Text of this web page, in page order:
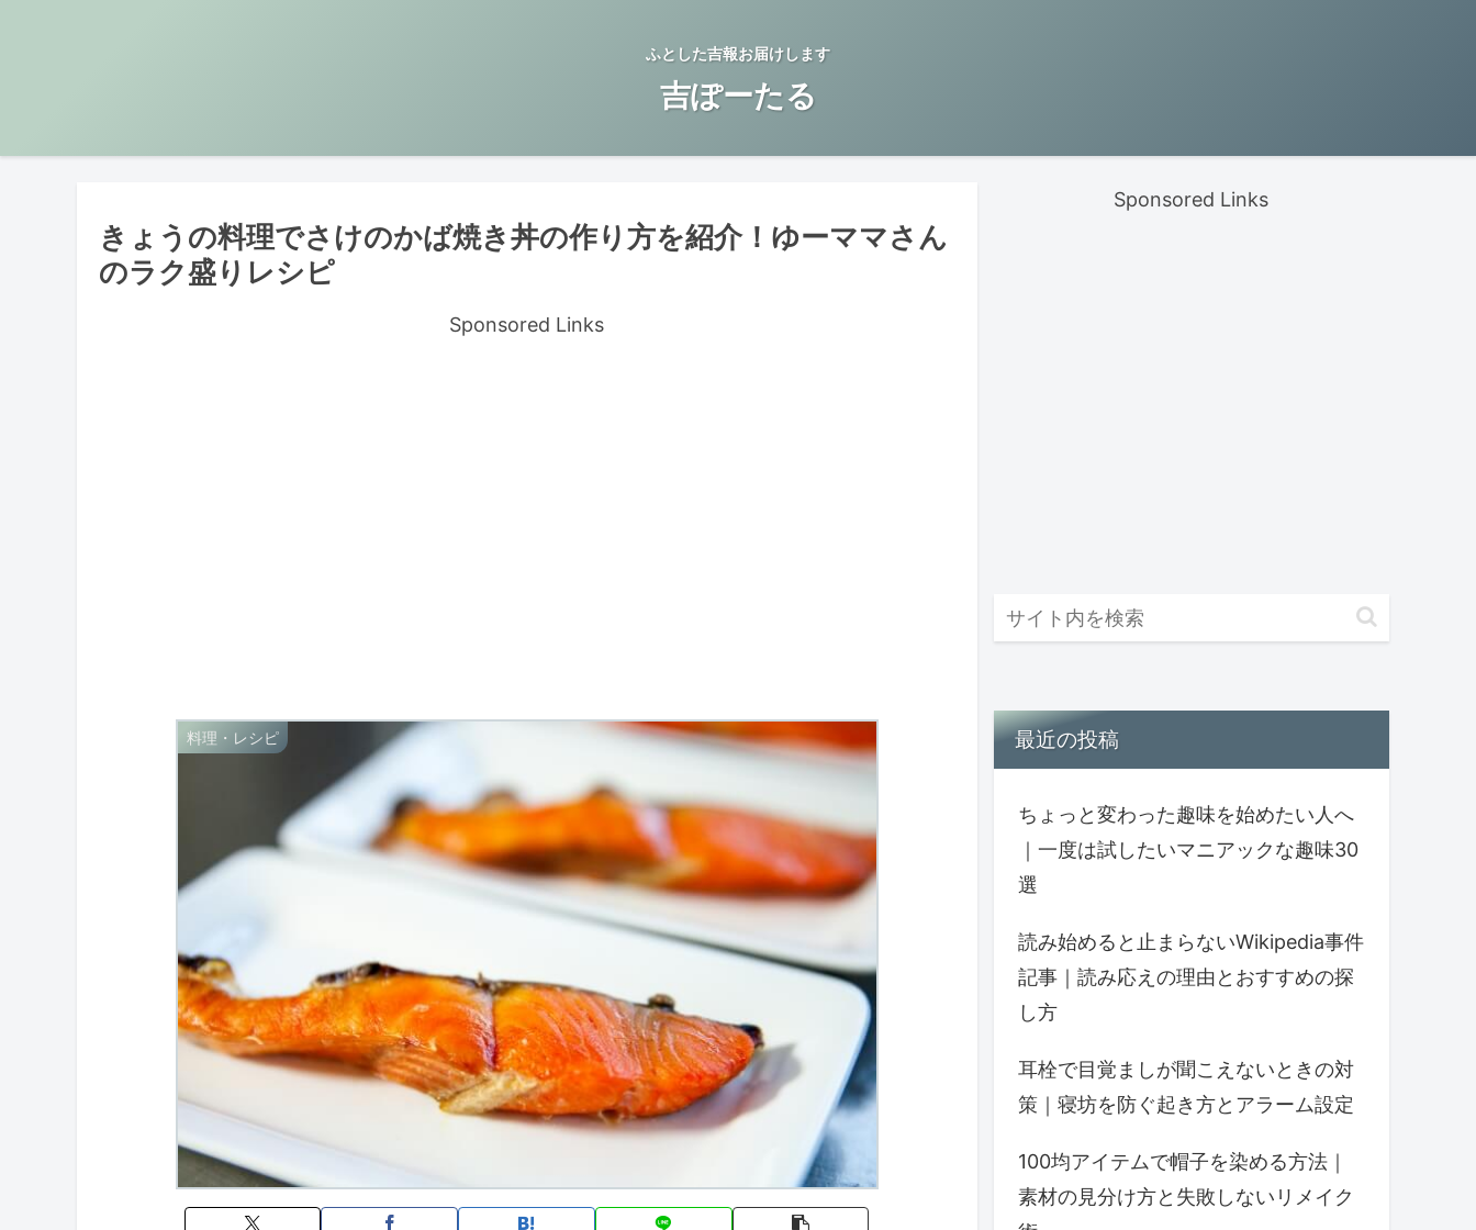
ふとした吉報お届けします
吉ぽーたる
きょうの料理でさけのかば焼き丼の作り方を紹介！ゆーママさん
のラク盛りレシピ
Sponsored Links
料理・レシピ
Sponsored Links
最近の投稿
ちょっと変わった趣味を始めたい人へ
｜一度は試したいマニアックな趣味30
選
読み始めると止まらないWikipedia事件
記事｜読み応えの理由とおすすめの探
し方
耳栓で目覚ましが聞こえないときの対
策｜寝坊を防ぐ起き方とアラーム設定
100均アイテムで帽子を染める方法｜
素材の見分け方と失敗しないリメイク